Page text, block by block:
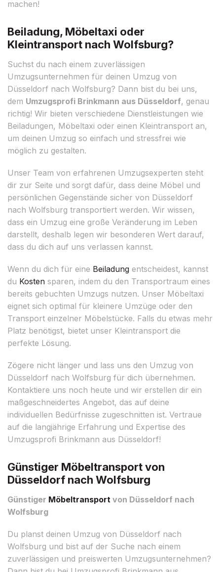
machen!
Beiladung, Möbeltaxi oder
Kleintransport nach Wolfsburg?
Suchst du nach einem zuverlässigen
Umzugsunternehmen für deinen Umzug von
Düsseldorf nach Wolfsburg? Dann bist du bei uns,
dem Umzugsprofi Brinkmann aus Düsseldorf, genau
richtig! Wir bieten verschiedene Dienstleistungen wie
Beiladungen, Möbeltaxi oder einen Kleintransport an,
um deinen Umzug so einfach und stressfrei wie
möglich zu gestalten.
Unser Team von erfahrenen Umzugsexperten steht
dir zur Seite und sorgt dafür, dass deine Möbel und
persönlichen Gegenstände sicher von Düsseldorf
nach Wolfsburg transportiert werden. Wir wissen,
dass ein Umzug eine große Veränderung im Leben
darstellt, deshalb legen wir besonderen Wert darauf,
dass du dich auf uns verlassen kannst.
Wenn du dich für eine Beiladung entscheidest, kannst
du Kosten sparen, indem du den Transportraum eines
bereits gebuchten Umzugs nutzen. Unser Möbeltaxi
eignet sich optimal für kleinere Umzüge oder den
Transport einzelner Möbelstücke. Falls du etwas mehr
Platz benötigst, bietet unser Kleintransport die
perfekte Lösung.
Zögere nicht länger und lass uns den Umzug von
Düsseldorf nach Wolfsburg für dich übernehmen.
Kontaktiere uns noch heute und wir erstellen dir ein
maßgeschneidertes Angebot, das auf deine
individuellen Bedürfnisse zugeschnitten ist. Vertraue
auf die langjährige Erfahrung und Expertise des
Umzugsprofi Brinkmann aus Düsseldorf!
Günstiger Möbeltransport von
Düsseldorf nach Wolfsburg
Günstiger Möbeltransport von Düsseldorf nach
Wolfsburg
Du planst deinen Umzug von Düsseldorf nach
Wolfsburg und bist auf der Suche nach einem
zuverlässigen und preiswerten Umzugsunternehmen?